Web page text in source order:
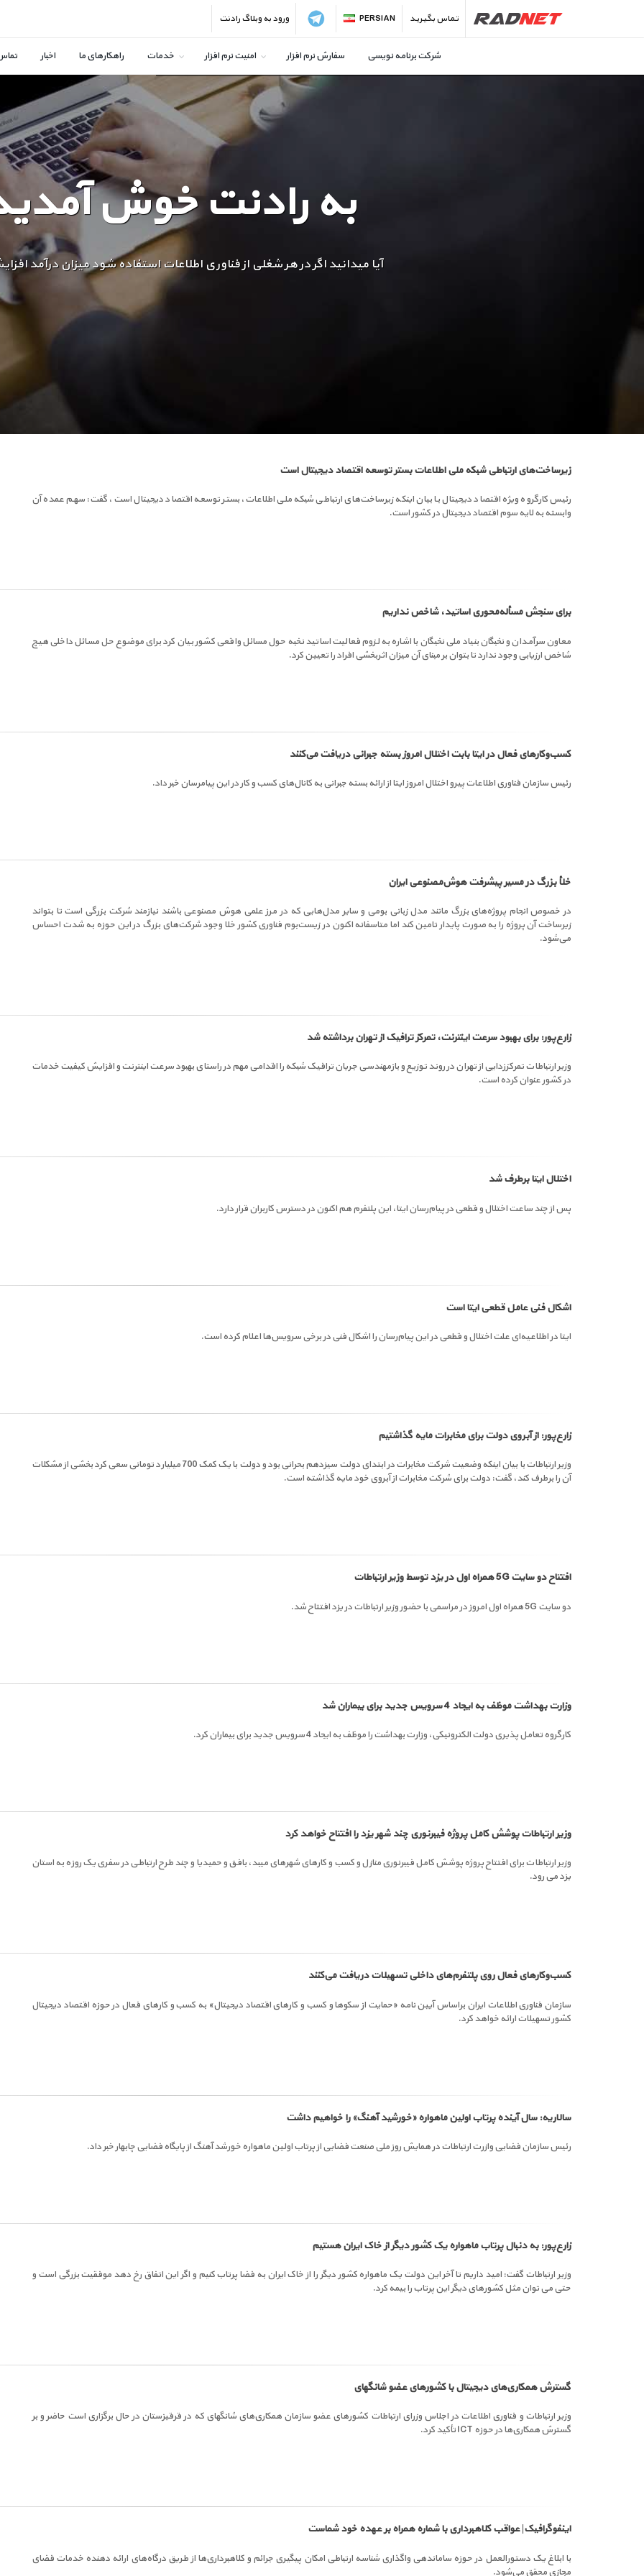
تماس بگیرید PERSIAN ورود به وبلاگ رادنت
شرکت برنامه نویسی سفارش نرم افزار امنیت نرم افزار خدمات راهکارهای ما اخبار
به رادنت خوش
آیا میدانید اگر در هر شغلی از فناوری اطلاعات استفاده شود میزان درآمد
زیرساخت‌های ارتباطی شبکه ملی اطلاعات بستر توسعه اقتصاد دیجیتال است
رئیس کارگروه ویژه اقتصاد دیجیتال با بیان اینکه زیرساخت‌های ارتباطی شبکه ملی اطلاعات، بستر توسعه اقتصاد دیجیتال است، گفت: سهم عمده آن
وابسته به لایه سوم اقتصاد دیجیتال در کشور است.
برای سنجش مسأله‌محوری اساتید، شاخص نداریم
معاون سرآمدان و نخبگان بنیاد ملی نخبگان با اشاره به لزوم فعالیت اساتید نخبه حول مسائل واقعی کشور بیان کرد برای موضوع حل مسائل داخلی هیچ
شاخص ارزیابی وجود ندارد تا بتوان بر مبنای آن میزان اثربخشی افراد را تعیین کرد.
کسب‌وکارهای فعال در ایتا بابت اختلال امروز بسته جبرانی دریافت می‌کنند
رئیس سازمان فناوری اطلاعات پیرو اختلال امروز ایتا از ارائه بسته جبرانی به کانال‌های کسب و کار در این پیامرسان خبر داد.
خلأ بزرگ در مسیر پیشرفت هوش‌مصنوعی ایران
در خصوص انجام پروژه‌های بزرگ مانند مدل زبانی بومی و سایر مدل‌هایی که در مرز علمی هوش مصنوعی باشند نیازمند شرکت بزرگی است تا بتواند
زیرساخت آن پروژه را به صورت پایدار تامین کند اما متاسفانه اکنون در زیست‌بوم فناوری کشور خلا وجود شرکت‌های بزرگ در این حوزه به شدت احساس
می‌شود.
زارع‌پور: برای بهبود سرعت اینترنت، تمرکز ترافیک از تهران برداشته شد
وزیر ارتباطات تمرکززدایی از تهران در روند توزیع و بازمهندسی جریان ترافیک شبکه را اقدامی مهم در راستای بهبود سرعت اینترنت و افزایش کیفیت خدمات
در کشور عنوان کرده است.
اختلال ایتا برطرف شد
پس از چند ساعت اختلال و قطعی در پیام‌رسان ایتا، این پلتفرم هم اکنون در دسترس کاربران قرار دارد.
اشکال فنی عامل قطعی ایتا است
ایتا در اطلاعیه‌ای علت اختلال و قطعی در این پیام‌رسان را اشکال فنی در برخی سرویس‌ها اعلام کرده است.
زارع‌پور: از آبروی دولت برای مخابرات مایه گذاشتیم
وزیر ارتباطات با بیان اینکه وضعیت شرکت مخابرات در ابتدای دولت سیزدهم بحرانی بود و دولت با یک کمک 700 میلیارد تومانی سعی کرد بخشی از مشکلات
آن را برطرف کند، گفت: دولت برای شرکت مخابرات از آبروی خود مایه گذاشته است.
افتتاح دو سایت 5G همراه اول در یزد توسط وزیر ارتباطات
دو سایت 5G همراه اول امروز در مراسمی با حضور وزیر ارتباطات در یزد افتتاح شد.
وزارت بهداشت موظف به ایجاد 4 سرویس جدید برای بیماران شد
کارگروه تعامل پذیری دولت الکترونیکی، وزارت بهداشت را موظف به ایجاد 4 سرویس جدید برای بیماران کرد.
وزیر ارتباطات پوشش کامل پروژه فیبرنوری چند شهر یزد را افتتاح خواهد کرد
وزیر ارتباطات برای افتتاح پروژه پوشش کامل فیبرنوری منازل و کسب و کارهای شهرهای میبد، بافق و حمیدیا و چند طرح ارتباطی در سفری یک روزه به استان
یزد می رود.
کسب‌وکارهای فعال روی پلتفرم‌های داخلی تسهیلات دریافت می‌کنند
سازمان فناوری اطلاعات ایران براساس آیین نامه «حمایت از سکوها و کسب و کارهای اقتصاد دیجیتال» به کسب و کارهای فعال در حوزه اقتصاد دیجیتال
کشور تسهیلات ارائه خواهد کرد.
سالاریه: سال آینده پرتاب اولین ماهواره «خورشید آهنگ» را خواهیم داشت
رئیس سازمان فضایی وازرت ارتباطات در همایش روز ملی صنعت فضایی از پرتاب اولین ماهواره خورشد آهنگ از پایگاه فضایی چابهار خبر داد.
زارع‌پور: به دنبال پرتاب ماهواره یک کشور دیگر از خاک ایران هستیم
وزیر ارتباطات گفت: امید داریم تا آخر این دولت یک ماهواره کشور دیگر را از خاک ایران به فضا پرتاب کنیم و اگر این اتفاق رخ دهد موفقیت بزرگی است و
حتی می توان مثل کشورهای دیگر این پرتاب را بیمه کرد.
گسترش همکاری‌های دیجیتال با کشورهای عضو شانگهای
وزیر ارتباطات و فناوری اطلاعات در اجلاس وزرای ارتباطات کشورهای عضو سازمان همکاری‌های شانگهای که در قرقیزستان در حال برگزاری است حاضر و بر
گسترش همکاری‌ها در حوزه ICT تأکید کرد.
اینفوگرافیک| عواقب کلاهبرداری با شماره همراه بر عهده خود شماست
با ابلاغ یک دستورالعمل در حوزه ساماندهی واگذاری شناسه ارتباطی امکان پیگیری جرائم و کلاهبرداری‌ها از طریق درگاه‌های ارائه دهنده خدمات فضای
مجازی محقق می‌شود.